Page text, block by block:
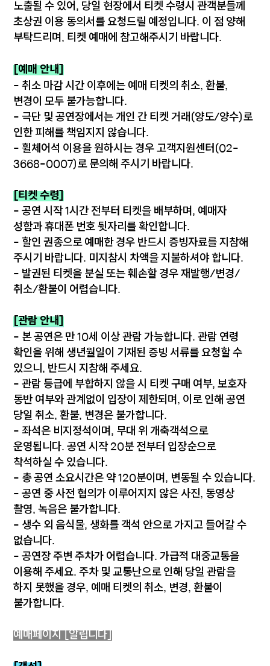
노출될 수 있어, 당일 현장에서 티켓 수령시 관객분들께
초상권 이용 동의서를 요청드릴 예정입니다. 이 점 양해
부탁드리며, 티켓 예매에 참고해주시기 바랍니다.
[예매 안내]
- 취소 마감 시간 이후에는 예매 티켓의 취소, 환불,
변경이 모두 불가능합니다.
- 극단 및 공연장에서는 개인 간 티켓 거래(양도/양수)로
인한 피해를 책임지지 않습니다.
- 휠체어석 이용을 원하시는 경우 고객지원센터(02-
3668-0007)로 문의해 주시기 바랍니다.
[티켓 수령]
- 공연 시작 1시간 전부터 티켓을 배부하며, 예매자
성함과 휴대폰 번호 뒷자리를 확인합니다.
- 할인 권종으로 예매한 경우 반드시 증빙자료를 지참해
주시기 바랍니다. 미지참시 차액을 지불하셔야 합니다.
- 발권된 티켓을 분실 또는 훼손할 경우 재발행/변경/
취소/환불이 어렵습니다.
[관람 안내]
- 본 공연은 만 10세 이상 관람 가능합니다. 관람 연령
확인을 위해 생년월일이 기재된 증빙 서류를 요청할 수
있으니, 반드시 지참해 주세요.
- 관람 등급에 부합하지 않을 시 티켓 구매 여부, 보호자
동반 여부와 관계없이 입장이 제한되며, 이로 인해 공연
당일 취소, 환불, 변경은 불가합니다.
- 좌석은 비지정석이며, 무대 위 개축객석으로
운영됩니다. 공연 시작 20분 전부터 입장순으로
착석하실 수 있습니다.
- 총 공연 소요시간은 약 120분이며, 변동될 수 있습니다.
- 공연 중 사전 협의가 이루어지지 않은 사진, 동영상
촬영, 녹음은 불가합니다.
- 생수 외 음식물, 생화를 객석 안으로 가지고 들어갈 수
없습니다.
- 공연장 주변 주차가 어렵습니다. 가급적 대중교통을
이용해 주세요. 주차 및 교통난으로 인해 당일 관람을
하지 못했을 경우, 예매 티켓의 취소, 변경, 환불이
불가합니다.
예매페이지 [알립니다]